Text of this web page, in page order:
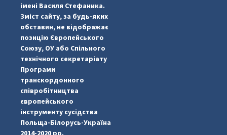
#PipIvanToday
імені Василя Стефаника.
Зміст сайту, за будь-яких
обставин, не відображає
позицію Європейського
Союзу, ОУ або Спільного
технічного секретаріату
Програми
транскордонного
співробітництва
європейського
інструменту сусідства
Польща-Білорусь-Україна
2014-2020 рр.